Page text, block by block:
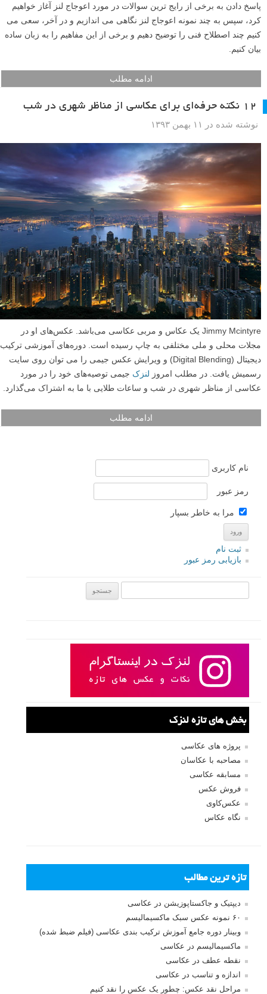
پاسخ دادن به برخی از رایج ترین سوالات در مورد اعوجاج لنز آغاز خواهیم
کرد، سپس به چند نمونه اعوجاج لنز نگاهی می اندازیم و در آخر، سعی می
کنیم چند اصطلاح فنی را توضیح دهیم و برخی از این مفاهیم را به زبان ساده
بیان کنیم.
ادامه مطلب
۱۲ نکته حرفه‌ای برای عکاسی از مناظر شهری در شب
نوشته شده در ۱۱ بهمن ۱۳۹۳
Jimmy Mcintyre یک عکاس و مربی عکاسی می‌باشد. عکس‌های او در
مجلات محلی و ملی مختلفی به چاپ رسیده‌ است. دوره‌های آموزشی ترکیب
دیجیتال (Digital Blending) و ویرایش عکس جیمی را می توان‌ روی سایت
رسمیش یافت. در مطلب امروز لنزک جیمی توصیه‌های خود را در مورد
عکاسی از مناظر شهری در شب و ساعات طلایی با ما به اشتراک می‌گذارد.
ادامه مطلب
نام کاربری
رمز عبور
مرا به خاطر بسپار
ثبت نام
بازیابی رمز عبور
بخش های تازه لنزک
پروژه های عکاسی
مصاحبه با عکاسان
مسابقه عکاسی
فروش عکس
عکس‌کاوی
نگاه عکاس
تازه ترین مطالب
دیپتیک و جاکستا‌پوزیشن در عکاسی
۶۰ نمونه عکس سبک ماکسیمالیسم
وبینار دوره جامع آموزش ترکیب بندی عکاسی (فیلم ضبط شده)
ماکسیمالیسم در عکاسی
نقطه عطف در عکاسی
اندازه و تناسب در عکاسی
مراحل نقد عکس: چطور یک عکس را نقد کنیم